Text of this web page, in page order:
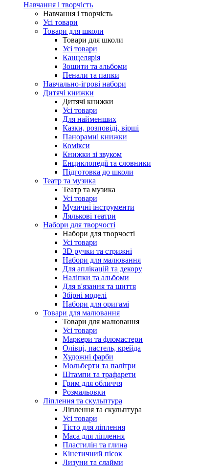
Навчання і творчість
Навчання і творчість
Усі товари
Товари для школи
Товари для школи
Усі товари
Канцелярія
Зошити та альбоми
Пенали та папки
Навчально-ігрові набори
Дитячі книжки
Дитячі книжки
Усі товари
Для найменших
Казки, розповіді, вірші
Панорамні книжки
Комікси
Книжки зі звуком
Енциклопедії та словники
Підготовка до школи
Театр та музика
Театр та музика
Усі товари
Музичні інструменти
Лялькові театри
Набори для творчості
Набори для творчості
Усі товари
3D ручки та стрижні
Набори для малювання
Для аплікацій та декору
Наліпки та альбоми
Для в'язання та шиття
Збірні моделі
Набори для оригамі
Товари для малювання
Товари для малювання
Усі товари
Маркери та фломастери
Олівці, пастель, крейда
Художні фарби
Мольберти та палітри
Штампи та трафарети
Грим для обличчя
Розмальовки
Ліплення та скульптура
Ліплення та скульптура
Усі товари
Тісто для ліплення
Маса для ліплення
Пластилін та глина
Кінетичний пісок
Лизуни та слайми